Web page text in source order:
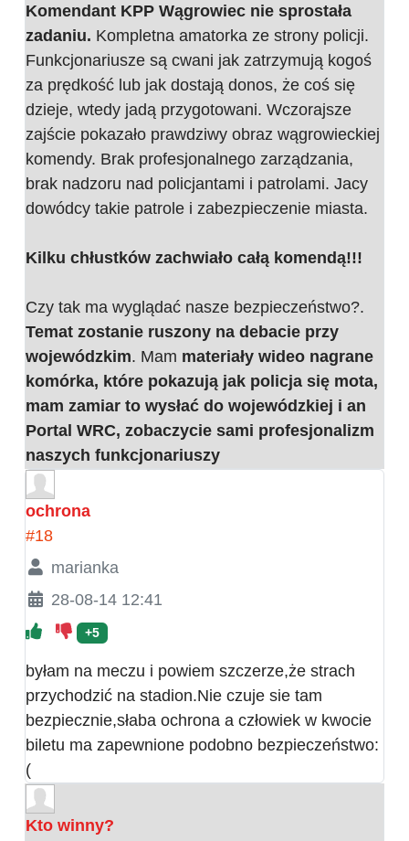
Komendant KPP Wągrowiec nie sprostała
zadaniu. Kompletna amatorka ze strony policji.
Funkcjonariusze są cwani jak zatrzymują kogoś
za prędkość lub jak dostają donos, że coś się
dzieje, wtedy jadą przygotowani. Wczorajsze
zajście pokazało prawdziwy obraz wągrowieckiej
komendy. Brak profesjonalnego zarządzania,
brak nadzoru nad policjantami i patrolami. Jacy
dowódcy takie patrole i zabezpieczenie miasta.
Kilku chłustków zachwiało całą komendą!!!
Czy tak ma wyglądać nasze bezpieczeństwo?.
Temat zostanie ruszony na debacie przy
wojewódzkim. Mam materiały wideo nagrane
komórka, które pokazują jak policja się mota,
mam zamiar to wysłać do wojewódzkiej i an
Portal WRC, zobaczycie sami profesjonalizm
naszych funkcjonariuszy
ochrona
#18
marianka
28-08-14 12:41
+5
byłam na meczu i powiem szczerze,że strach
przychodzić na stadion.Nie czuje sie tam
bezpiecznie,słaba ochrona a człowiek w kwocie
biletu ma zapewnione podobno bezpieczeństwo:
(
Kto winny?